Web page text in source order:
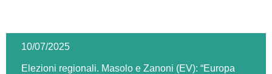
10/07/2025
Elezioni regionali. Masolo e Zanoni (EV): “Europa